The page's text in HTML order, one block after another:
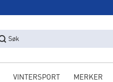
Søk
VINTERSPORT MERKER